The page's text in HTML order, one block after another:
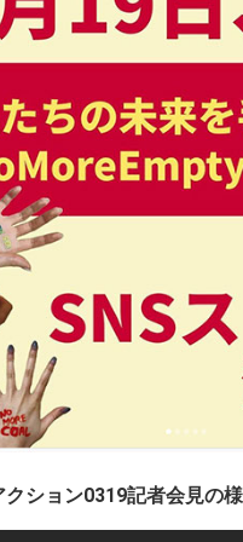
クション0319記者会見の